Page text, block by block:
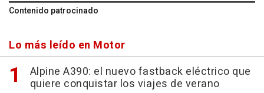
Contenido patrocinado
Lo más leído en Motor
Alpine A390: el nuevo fastback eléctrico que
quiere conquistar los viajes de verano